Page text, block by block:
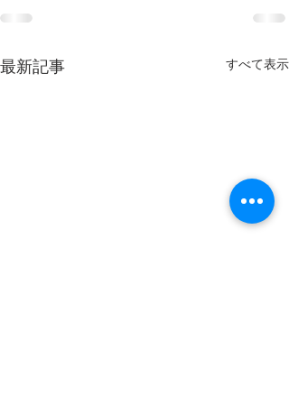
最新記事 すべて表示